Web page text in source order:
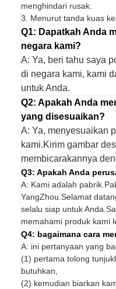
menghindari rusak.
3. Menurut tanda kuas
Q1: Dapatkah Anda
negara kami?
A: Ya, beri tahu saya
di negara kami, kami
untuk Anda.
Q2: Apakah Anda
yang disesuaikan?
A: Ya, menyesuaikan
kami.Kirim gambar
membicarakannya
Q3: Apakah Anda
A: Kami adalah
YangZhou.Selamat
selalu siap untuk
memahami produk kami
Q4: bagaimana cara
A: ini pertanyaan yang
(1) pertama tolong
butuhkan,
(2) kemudian biarkan